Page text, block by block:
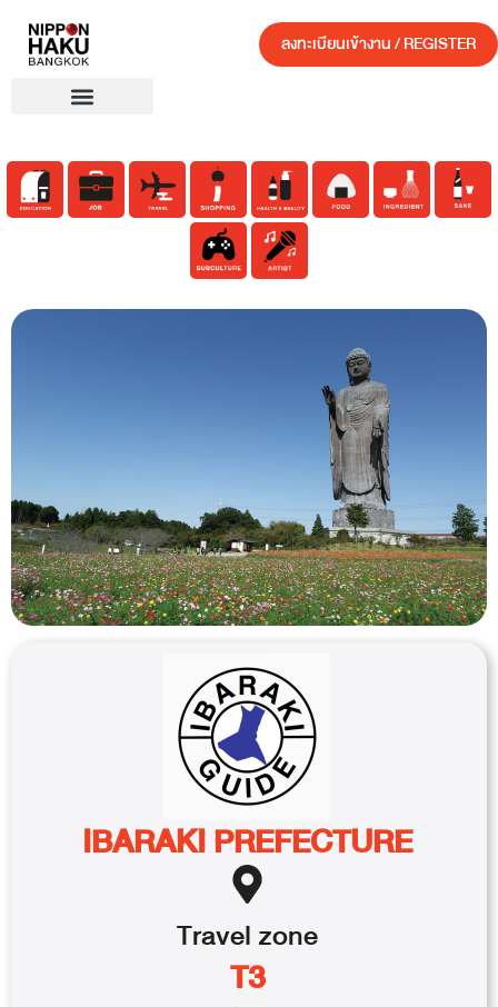
ลงทะเบียนเข้างาน / REGISTER
IBARAKI PREFECTURE
Travelzone
T3